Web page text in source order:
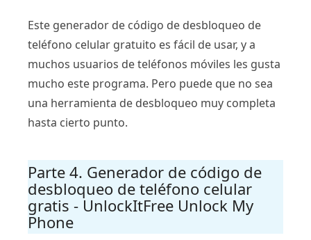
Este generador de código de desbloqueo de
teléfono celular gratuito es fácil de usar, y a
muchos usuarios de teléfonos móviles les gusta
mucho este programa. Pero puede que no sea
una herramienta de desbloqueo muy completa
hasta cierto punto.
Parte 4. Generador de código de
desbloqueo de teléfono celular
gratis - UnlockItFree Unlock My
Phone